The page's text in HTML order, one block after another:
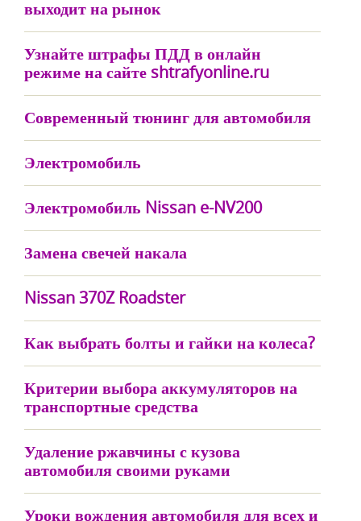
выходит на рынок
Узнайте штрафы ПДД в онлайн
режиме на сайте shtrafyonline.ru
Современный тюнинг для автомобиля
Электромобиль
Электромобиль Nissan e-NV200
Замена свечей накала
Nissan 370Z Roadster
Как выбрать болты и гайки на колеса?
Критерии выбора аккумуляторов на
транспортные средства
Удаление ржавчины с кузова
автомобиля своими руками
Уроки вождения автомобиля для всех и